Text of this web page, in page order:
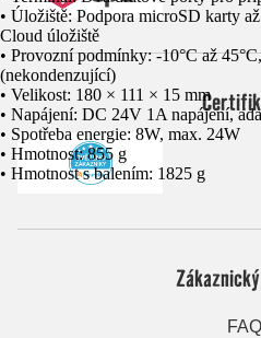
• Úložiště: Podpora microSD karty
Cloud úložiště
• Provozní podmínky: -10°C až
(nekondenzující)
• Velikost: 180 × 111 × 15 mm
• Napájení: DC 24V 1A napájení,
• Spotřeba energie: 8W, max. 24W
• Hmotnost: 855 g
• Hmotnost s balením: 1825 g
FAQ